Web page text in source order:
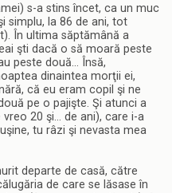
s-a stins încet, ca un muc
simplu, la 86 de ani, tot
În ultima săptămână a
şti dacă o să moară peste
peste două… Însă,
dinaintea morţii ei,
că eu eram copil şi ne
pe o pajişte. Şi atunci a
20 şi… de ani), care i-a
tu râzi şi nevasta mea
departe de casă, către
de care se lăsase în